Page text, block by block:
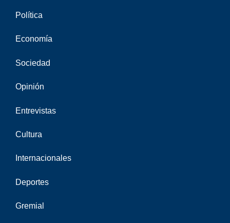
Política
Economía
Sociedad
Opinión
Entrevistas
Cultura
Internacionales
Deportes
Gremial